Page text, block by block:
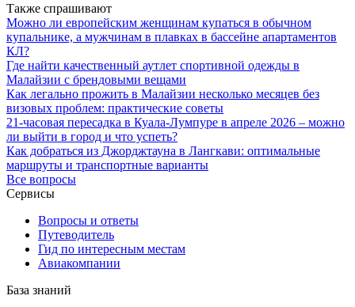
Также спрашивают
Можно ли европейским женщинам купаться в обычном
купальнике, а мужчинам в плавках в бассейне апартаментов
КЛ?
Где найти качественный аутлет спортивной одежды в
Малайзии с брендовыми вещами
Как легально прожить в Малайзии несколько месяцев без
визовых проблем: практические советы
21-часовая пересадка в Куала-Лумпуре в апреле 2026 – можно
ли выйти в город и что успеть?
Как добраться из Джорджтауна в Лангкави: оптимальные
маршруты и транспортные варианты
Все вопросы
Сервисы
Вопросы и ответы
Путеводитель
Гид по интересным местам
Авиакомпании
База знаний